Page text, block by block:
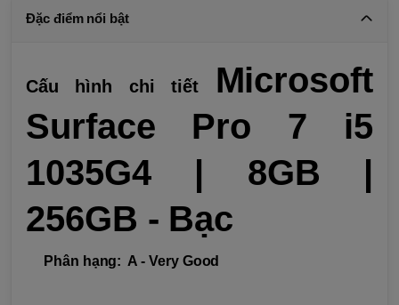
Đặc điểm nổi bật
Cấu hình chi tiết
Microsoft
Surface Pro 7 i5
1035G4 | 8GB |
256GB - Bạc
Phân hạng: A - Very Good